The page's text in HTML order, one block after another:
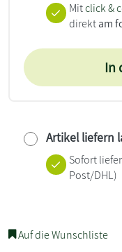
Mitclick &
direktam
In
Artikel liefern
Sofort
Post/DHL)
Auf die Wunschliste